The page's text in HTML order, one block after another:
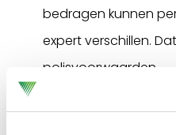
bedragen kunnen
expert verschillen.
polisvoorwaarden.
Vaak kan de klant